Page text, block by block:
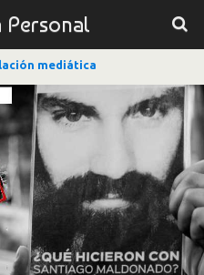
Personal
mediática